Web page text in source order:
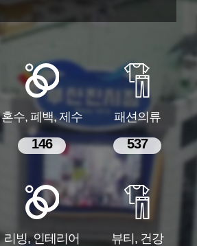
혼수, 폐백, 제수
146
패션의류
537
리빙, 인테리어 뷰티, 건강